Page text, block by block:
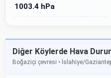
1003.4 hPa
Diğer Köylerde Hava
Boğaziçi çevresi • İslahiye/